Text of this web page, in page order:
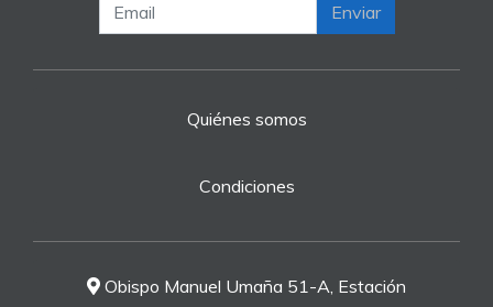
Enviar
Quiénes somos
Condiciones
Obispo Manuel Umaña 51-A, Estación